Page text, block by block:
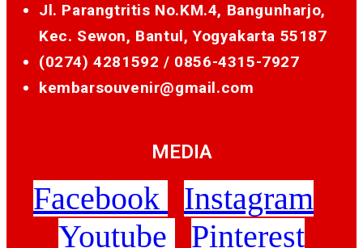
Jl. Parangtritis No.KM.4, Bangunharjo,
Kec. Sewon, Bantul, Yogyakarta 55187
(0274) 4281592 / 0856-4315-7927
kembarsouvenir@gmail.com
MEDIA
Facebook
Instagram
Youtube
Pinterest